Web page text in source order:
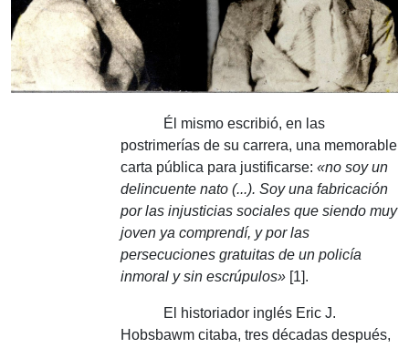
Él mismo escribió, en las
postrimerías de su carrera, una memorable
carta pública para justificarse: «no soy un
delincuente nato (...). Soy una fabricación
por las injusticias sociales que siendo muy
joven ya comprendí, y por las
persecuciones gratuitas de un policía
inmoral y sin escrúpulos» [1].
El historiador inglés Eric J.
Hobsbawm citaba, tres décadas después,